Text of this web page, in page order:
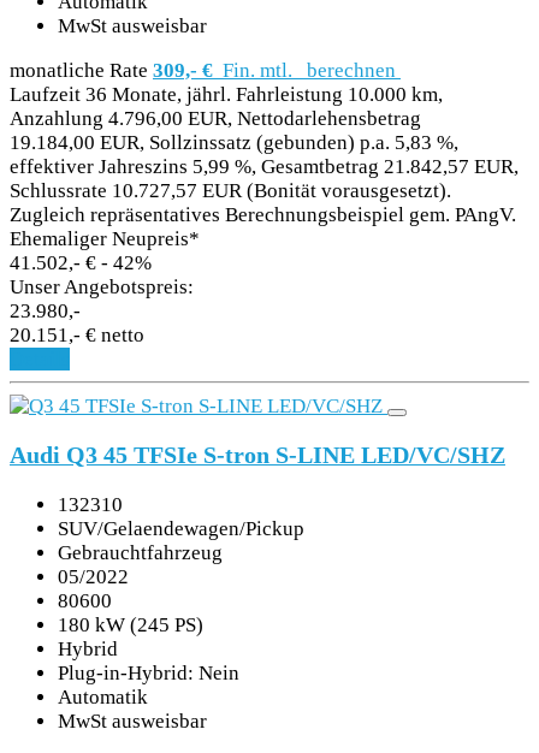
MwSt ausweisbar
monatliche Rate 309,- € Fin. mtl.
berechnen
Laufzeit 36 Monate, jährl. Fahrleistung 10.000 km,
Anzahlung 4.796,00 EUR, Nettodarlehensbetrag
19.184,00 EUR, Sollzinssatz (gebunden) p.a. 5,83 %,
effektiver Jahreszins 5,99 %, Gesamtbetrag 21.842,57 EUR,
Schlussrate 10.727,57 EUR (Bonität vorausgesetzt).
Zugleich repräsentatives Berechnungsbeispiel gem. PAngV.
Ehemaliger Neupreis*
41.502,- € - 42%
Unser Angebotspreis:
23.980,-
20.151,- € netto
Audi Q3 45 TFSIe S-tron S-LINE LED/VC/SHZ
132310
SUV/Gelaendewagen/Pickup
Gebrauchtfahrzeug
05/2022
80600
180 kW (245 PS)
Hybrid
Plug-in-Hybrid: Nein
Automatik
MwSt ausweisbar